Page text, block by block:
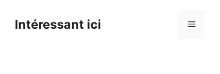
contentIntéressant ici Menu